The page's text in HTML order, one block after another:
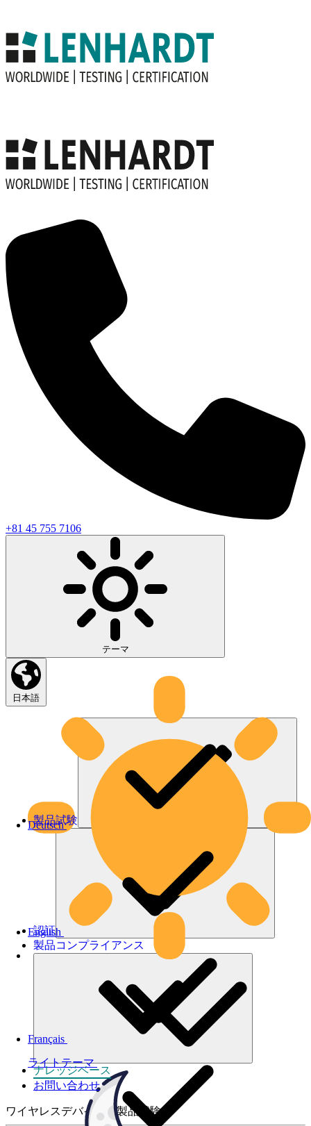
+81 45 755 7106
テーマ
ライトテーマ
日本語
Deutsch
English
Français
製品試験
認証
製品コンプライアンス
ナレッジベース
お問い合わせ
ワイヤレスデバイスの製品試験